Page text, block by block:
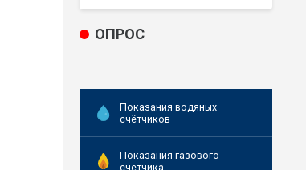
ОПРОС
Показания водяных
счётчиков
Показания газового
счетчика